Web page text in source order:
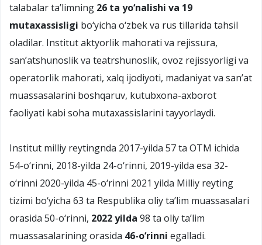
talabalar ta’limning 26 ta yо‘nalishi va 19
mutaxassisligi bо‘yicha о‘zbek va rus tillarida tahsil
oladilar. Institut aktyorlik mahorati va rejissura,
san’atshunoslik va teatrshunoslik, ovoz rejissyorligi va
operatorlik mahorati, xalq ijodiyoti, madaniyat va san’at
muassasalarini boshqaruv, kutubxona-axborot
faoliyati kabi soha mutaxassislarini tayyorlaydi.
Institut milliy reytingnda 2017-yilda 57 ta OTM ichida
54-о‘rinni, 2018-yilda 24-о‘rinni, 2019-yilda esa 32-
о‘rinni 2020-yilda 45-о‘rinni 2021 yilda Milliy reyting
tizimi bо‘yicha 63 ta Respublika oliy ta’lim muassasalari
orasida 50-о‘rinni, 2022 yilda 98 ta oliy ta’lim
muassasalarining orasida 46-о‘rinni egalladi.